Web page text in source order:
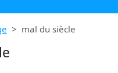
mal du siècle